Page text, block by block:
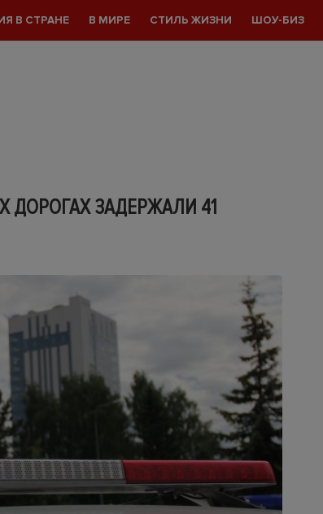
В СТРАНЕ В МИРЕ СТИЛЬ ЖИЗНИ ШОУ-БИЗ
ЗАДЕРЖАЛИ 41